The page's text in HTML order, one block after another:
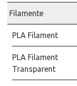
Filamente
PLA Filament
PLA Filament
Transparent